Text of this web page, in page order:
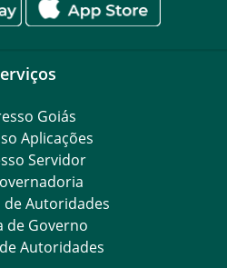
Goiás
Aplicações
Servidor
de Autoridades
de Governo
Autoridades